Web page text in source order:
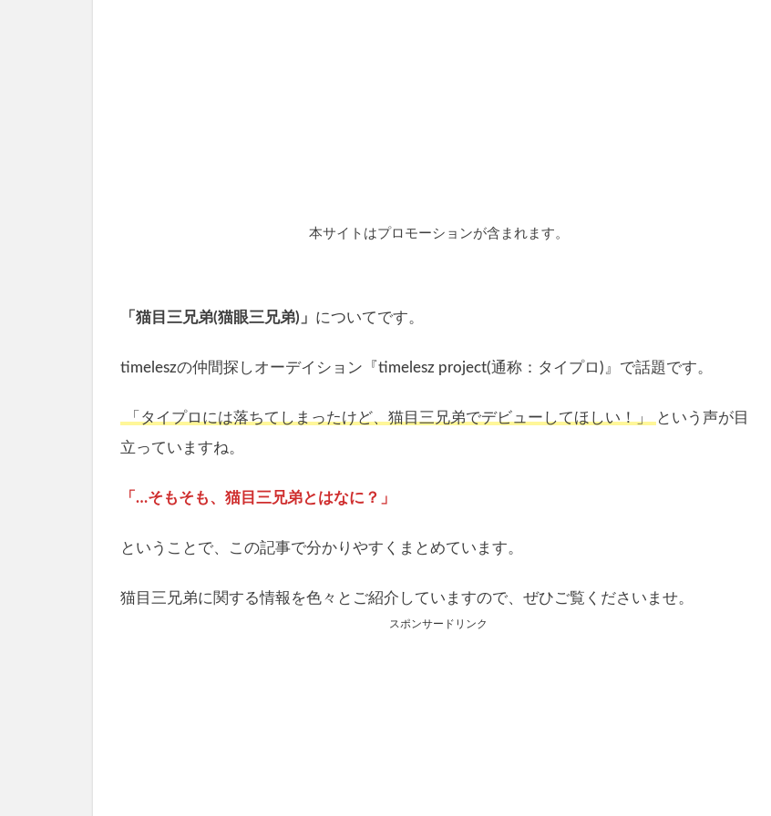
本サイトはプロモーションが含まれます。
「猫目三兄弟(猫眼三兄弟)」 についてです。
timeleszの仲間探しオーデイション『timelesz project(通称：タイプロ)』で話題です。
「タイプロには落ちてしまったけど、猫目三兄弟でデビューしてほしい！」 という声が目
立っていますね。
「…そもそも、猫目三兄弟とはなに？」
ということで、この記事で分かりやすくまとめています。
猫目三兄弟に関する情報を色々とご紹介していますので、ぜひご覧くださいませ。
スポンサードリンク